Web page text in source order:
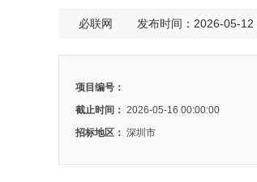
必联网 发布时间：2026-05-12
项目编号：
截止时间： 2026-05-16 00:00:00
招标地区： 深圳市